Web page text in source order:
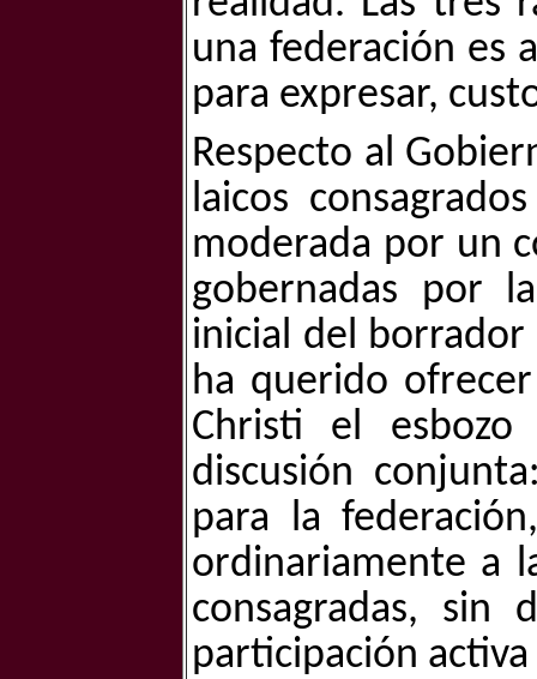
una federación es
para expresar,
Respecto al
laicos
moderada por un
gobernadas por
inicial del borrador
ha querido
Christi el
discusión
para la
ordinariamente a
consagradas,
participación